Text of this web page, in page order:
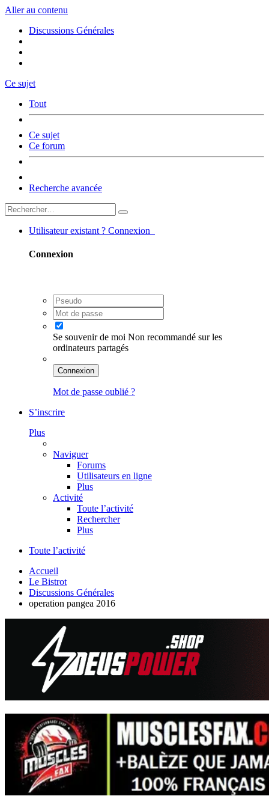
Aller au contenu
Discussions Générales
Ce sujet
Tout
Ce sujet
Ce forum
Recherche avancée
Utilisateur existant ? Connexion
Connexion
Se souvenir de moi Non recommandé sur les
ordinateurs partagés
Connexion
Mot de passe oublié ?
S’inscrire
Plus
Naviguer
Forums
Utilisateurs en ligne
Plus
Activité
Toute l’activité
Rechercher
Plus
Toute l’activité
Accueil
Le Bistrot
Discussions Générales
operation pangea 2016